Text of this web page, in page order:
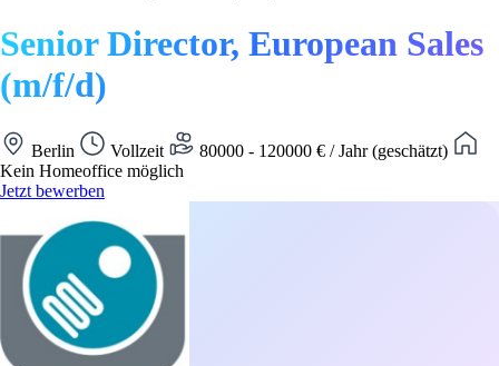
Senior Director, European Sales
(m/f/d)
Berlin Vollzeit
80000 - 120000 € / Jahr (geschätzt)
Kein Homeoffice möglich
Jetzt bewerben